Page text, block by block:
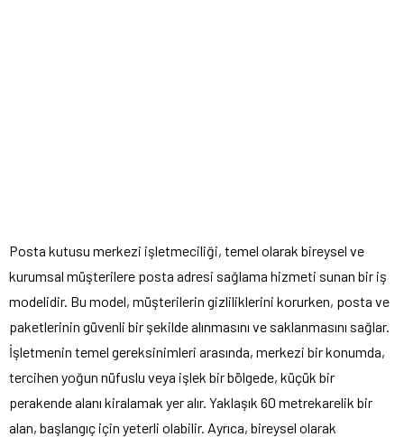
Posta kutusu merkezi işletmeciliği, temel olarak bireysel ve
kurumsal müşterilere posta adresi sağlama hizmeti sunan bir iş
modelidir. Bu model, müşterilerin gizliliklerini korurken, posta ve
paketlerinin güvenli bir şekilde alınmasını ve saklanmasını sağlar.
İşletmenin temel gereksinimleri arasında, merkezi bir konumda,
tercihen yoğun nüfuslu veya işlek bir bölgede, küçük bir
perakende alanı kiralamak yer alır. Yaklaşık 60 metrekarelik bir
alan, başlangıç için yeterli olabilir. Ayrıca, bireysel olarak